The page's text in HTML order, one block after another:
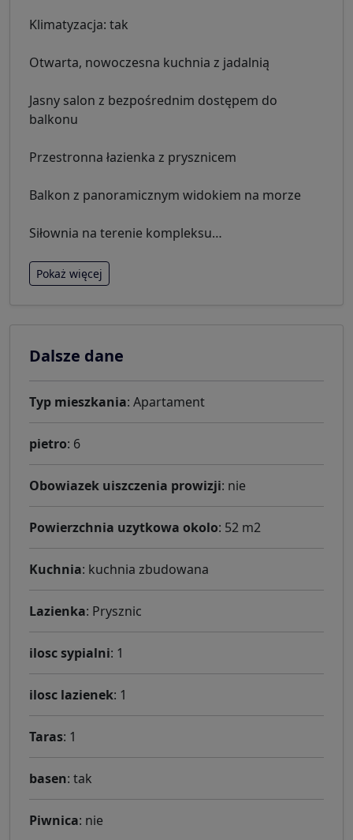
Klimatyzacja: tak
Otwarta, nowoczesna kuchnia z jadalnią
Jasny salon z bezpośrednim dostępem do
balkonu
Przestronna łazienka z prysznicem
Balkon z panoramicznym widokiem na morze
Siłownia na terenie kompleksu…
Pokaż więcej
Dalsze dane
Typ mieszkania: Apartament
pietro: 6
Obowiazek uiszczenia prowizji: nie
Powierzchnia uzytkowa okolo: 52 m2
Kuchnia: kuchnia zbudowana
Lazienka: Prysznic
ilosc sypialni: 1
ilosc lazienek: 1
Taras: 1
basen: tak
Piwnica: nie